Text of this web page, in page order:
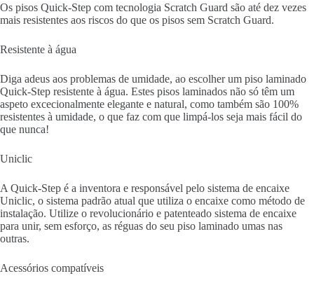
Os pisos Quick-Step com tecnologia Scratch Guard são até dez vezes
mais resistentes aos riscos do que os pisos sem Scratch Guard.
Resistente à água
Diga adeus aos problemas de umidade, ao escolher um piso laminado
Quick-Step resistente à água. Estes pisos laminados não só têm um
aspeto excecionalmente elegante e natural, como também são 100%
resistentes à umidade, o que faz com que limpá-los seja mais fácil do
que nunca!
Uniclic
A Quick-Step é a inventora e responsável pelo sistema de encaixe
Uniclic, o sistema padrão atual que utiliza o encaixe como método de
instalação. Utilize o revolucionário e patenteado sistema de encaixe
para unir, sem esforço, as réguas do seu piso laminado umas nas
outras.
Acessórios compatíveis